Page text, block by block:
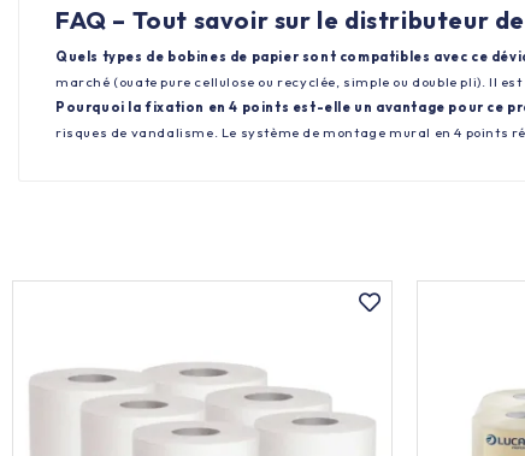
FAQ – Tout savoir sur le distributeur
Quels types de bobines de papier sont compatibles avec ce
marché (ouate pure cellulose ou recyclée, simple ou double pli). Il
Pourquoi la fixation en 4 points est-elle un avantage pour ce
risques de vandalisme. Le système de montage mural en 4